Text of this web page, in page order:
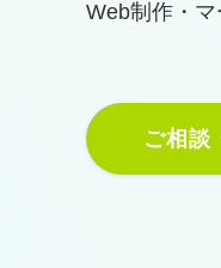
Web制作・
ご相談